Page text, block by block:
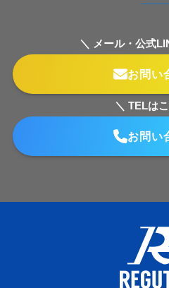
＼ メール・公式
お問い
＼ TELは
お問い